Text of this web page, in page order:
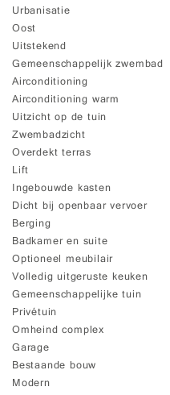
Urbanisatie
Oost
Uitstekend
Gemeenschappelijk zwembad
Airconditioning
Airconditioning warm
Uitzicht op de tuin
Zwembadzicht
Overdekt terras
Lift
Ingebouwde kasten
Dicht bij openbaar vervoer
Berging
Badkamer en suite
Optioneel meubilair
Volledig uitgeruste keuken
Gemeenschappelijke tuin
Privétuin
Omheind complex
Garage
Bestaande bouw
Modern